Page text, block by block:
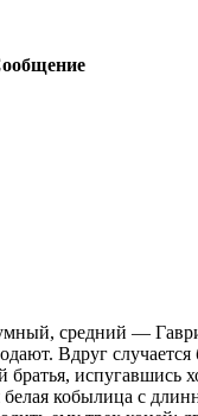
средний —
Вдруг
испугавшись
кобылица с